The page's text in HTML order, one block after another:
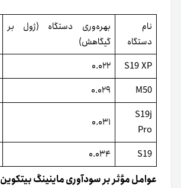
نام
دستگاه
بهره‌وری دستگاه (ژول بر
گیگاهش)
S19 XP
۰.۰۲۲
M50
۰.۰۲۹
S19j
Pro
۰.۰۳۱
S19 ۰.۰۳۴
عوامل مؤثر بر سودآوری ماینینگ بیتکوین